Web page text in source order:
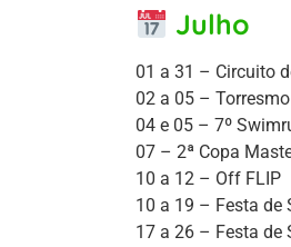
Julho
01 a 31 – Circuito
02 a 05 –
04 e 05 – 7º
07 – 2ª Copa
10 a 12 – Off FLIP
10 a 19 – Festa de
17 a 26 – Festa de